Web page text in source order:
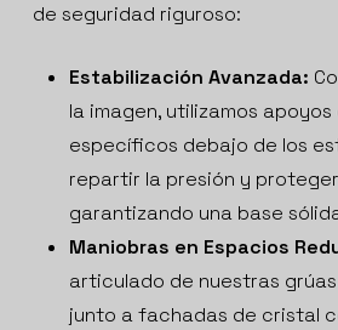
de seguridad riguroso:
Estabilización Avanzada:
la imagen, utilizamos
específicos debajo de los
repartir la presión y
garantizando una base
Maniobras en Espacios
articulado de nuestras
junto a fachadas de cristal